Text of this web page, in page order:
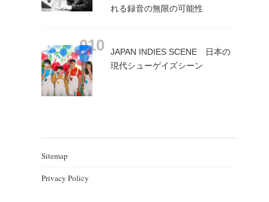
れる録音の無限の可能性
JAPAN INDIES SCENE 日本の
現代シューゲイズシーン
Sitemap
Privacy Policy